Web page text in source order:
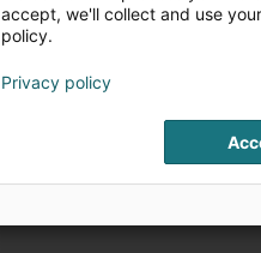
accept, we'll collect and use
policy.
Privacy policy